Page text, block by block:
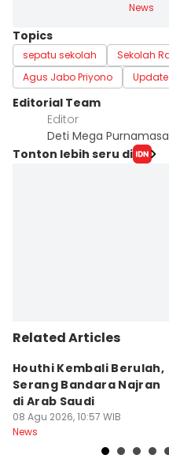
News
Topics
sepatu sekolah Sekolah
Agus Jabo Priyono
Editorial Team
Editor
Deti Mega
Tonton lebih seru di
Related Articles
Houthi Kembali Berulah,
Serang Bandara Najran
di Arab Saudi
08 Agu 2026, 10:57 WIB
News